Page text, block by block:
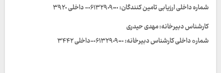
شماره داخلی ارزیابی تامین كنندگان: ٠۶١٣٢٩٠٩٠٠٠- داخلى ٣٩٢٠
کارشناس دبیرخانه: مهدی حیدری
شمارە داخلی کارشناس دبيرخانه: ٠۶١٣٢٩٠٩٠٠٠-داخلی ٣۴۴٢